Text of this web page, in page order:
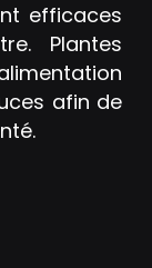
efficaces
Plantes
afin de